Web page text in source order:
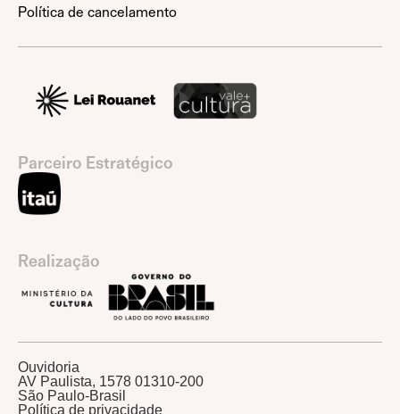
Política de cancelamento
Parceiro Estratégico
Realização
Ouvidoria
AV Paulista, 1578 01310-200
São Paulo-Brasil
Política de privacidade